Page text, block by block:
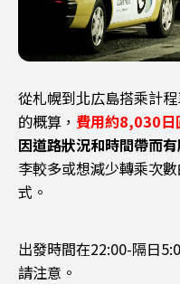
從札幌到北広島搭乘計
的概算， 費用約8,030日
因道路狀況和時間帶而
李較多或想減少轉乘次
式。
出發時間在22:00-隔日
請注意。